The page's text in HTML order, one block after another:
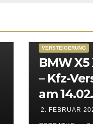
VERSTEIGERUNG
BMW X5
– Kfz-
am
2. FEBRUAR